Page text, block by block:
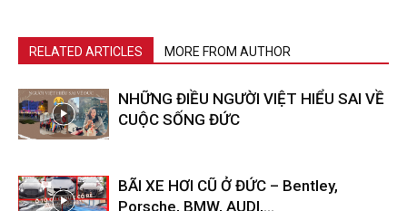
RELATED ARTICLES MORE FROM AUTHOR
NHỮNG ĐIỀU NGƯỜI VIỆT HIỂU SAI VỀ
CUỘC SỐNG ĐỨC
BÃI XE HƠI CŨ Ở ĐỨC – Bentley,
Porsche, BMW, AUDI,…